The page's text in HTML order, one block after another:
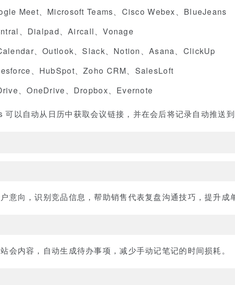
Meet、Microsoft Teams、Cisco Webex、BlueJeans
、Dialpad、Aircall、Vonage
、Outlook、Slack、Notion、Asana、ClickUp
、HubSpot、Zoho CRM、SalesLoft
、OneDrive、Dropbox、Evernote
以自动从日历中获取会议链接，并在会后将记录自动推送
意向，识别竞品信息，帮助销售代表复盘沟通技巧，提升成
会内容，自动生成待办事项，减少手动记笔记的时间损耗。